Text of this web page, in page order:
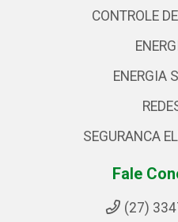
CONTROLE
ENERGIA
SEGURANCA
Fale
(27)